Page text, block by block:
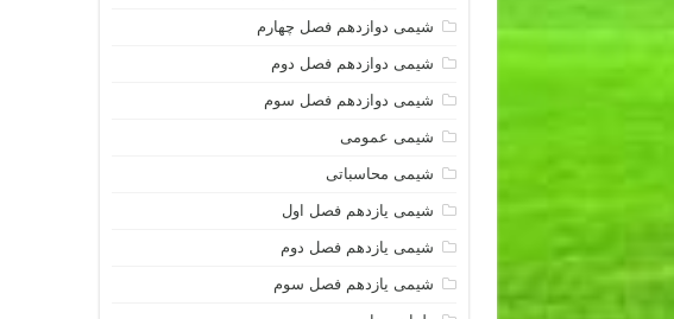
شیمی دوازدهم فصل چهارم
شیمی دوازدهم فصل دوم
شیمی دوازدهم فصل سوم
شیمی عمومی
شیمی محاسباتی
شیمی یازدهم فصل اول
شیمی یازدهم فصل دوم
شیمی یازدهم فصل سوم